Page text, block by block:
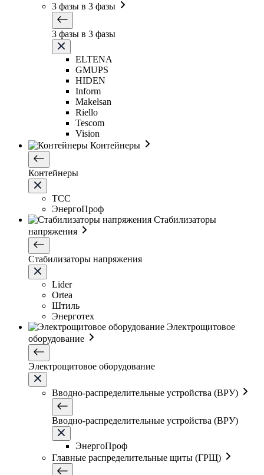
3 фазы в 3 фазы
3 фазы в 3 фазы
ELTENA
GMUPS
HIDEN
Inform
Makelsan
Riello
Tescom
Vision
Контейнеры
Контейнеры
ТСС
ЭнергоПроф
Стабилизаторы
напряжения
Стабилизаторы напряжения
Lider
Ortea
Штиль
Энерготех
Электрощитовое
оборудование
Электрощитовое оборудование
Вводно-распределительные устройства (ВРУ)
Вводно-распределительные устройства (ВРУ)
ЭнергоПроф
Главные распределительные щиты (ГРЩ)